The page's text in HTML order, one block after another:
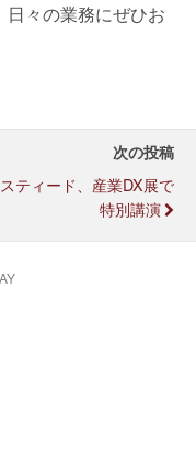
々の業務にぜひお
次の投稿
ティード、産業DX展で
特別講演